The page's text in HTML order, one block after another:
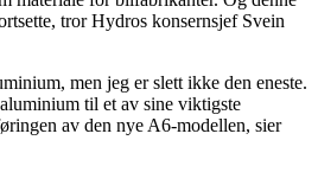
tror Hydros konsernsjef Svein
men jeg er slett ikke den eneste.
til et av sine viktigste
av den nye A6-modellen, sier